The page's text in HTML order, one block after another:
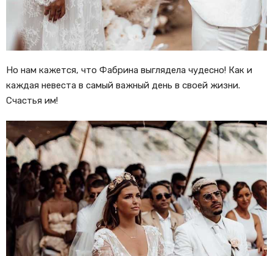
Но нам кажется, что Фабрина выглядела чудесно! Как и
каждая невеста в самый важный день в своей жизни.
Счастья им!